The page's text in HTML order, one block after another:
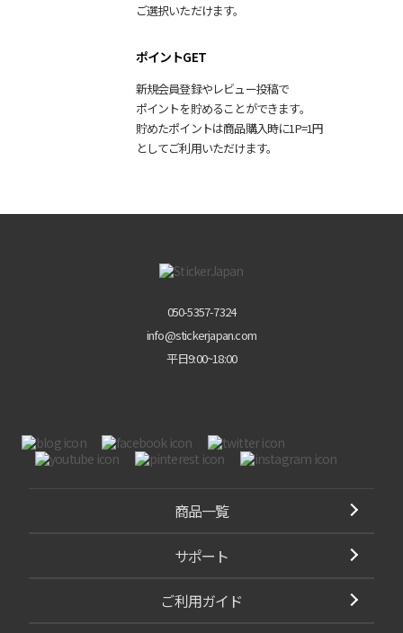
ご選択いただけます。
ポイントGET
新規会員登録やレビュー投稿で
ポイントを貯めることができます。
貯めたポイントは商品購入時に1P=1円
としてご利用いただけます。
050-5357-7324
info@stickerjapan.com
平日9:00~18:00
商品一覧
サポート
ご利用ガイド